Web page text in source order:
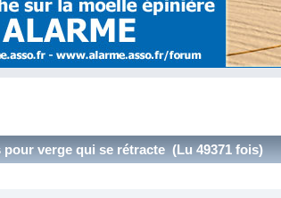
verge qui se rétracte (Lu 49371 fois)